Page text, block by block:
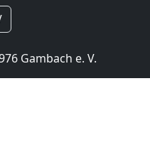
Gambach e. V.